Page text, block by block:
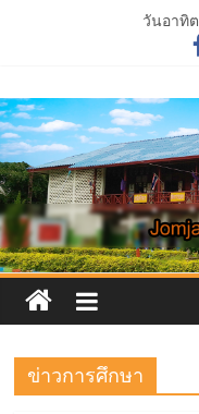
วันอาทิ
โรงเรียน
จอม
จันทร์
วิทยาค
ข่าวการศึกษา